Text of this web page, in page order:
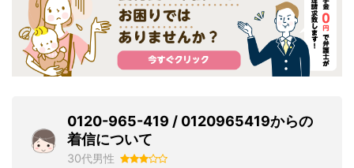
0120-965-419 / 0120965419からの
着信について
30代男性